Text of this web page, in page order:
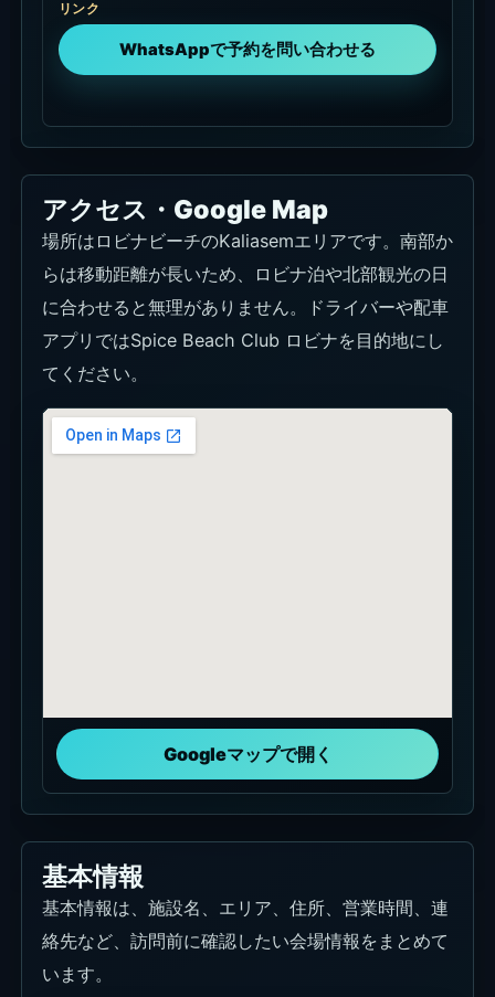
リンク
WhatsAppで予約を問い合わせる
アクセス・Google Map
場所はロビナビーチのKaliasemエリアです。南部か
らは移動距離が長いため、ロビナ泊や北部観光の日
に合わせると無理がありません。ドライバーや配車
アプリではSpice Beach Club ロビナを目的地にし
てください。
Googleマップで開く
基本情報
基本情報は、施設名、エリア、住所、営業時間、連
絡先など、訪問前に確認したい会場情報をまとめて
います。